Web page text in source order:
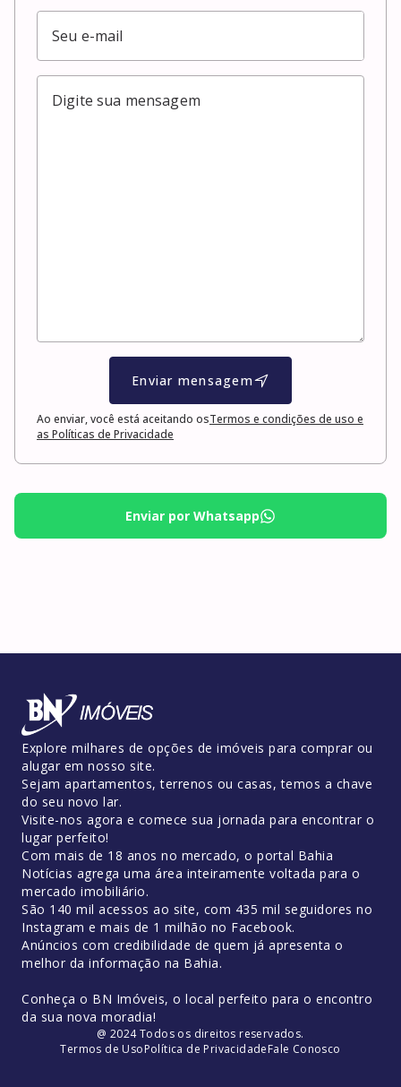
Enviar mensagem
Ao enviar, você está aceitando osTermos e condições de uso e
as Políticas de Privacidade
Enviar por Whatsapp
Explore milhares de opções de imóveis para comprar ou
alugar em nosso site.
Sejam apartamentos, terrenos ou casas, temos a chave
do seu novo lar.
Visite-nos agora e comece sua jornada para encontrar o
lugar perfeito!
Com mais de 18 anos no mercado, o portal Bahia
Notícias agrega uma área inteiramente voltada para o
mercado imobiliário.
São 140 mil acessos ao site, com 435 mil seguidores no
Instagram e mais de 1 milhão no Facebook.
Anúncios com credibilidade de quem já apresenta o
melhor da informação na Bahia.
Conheça o BN Imóveis, o local perfeito para o encontro
da sua nova moradia!
@ 2024 Todos os direitos reservados.
Termos de UsoPolítica de PrivacidadeFale Conosco